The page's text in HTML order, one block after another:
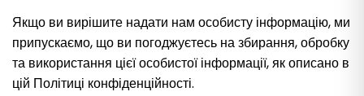
Якщо ви вирішите надати нам особисту інформацію, ми
припускаємо, що ви погоджуєтесь на збирання, обробку
та використання цієї особистої інформації, як описано в
цій Політиці конфіденційності.